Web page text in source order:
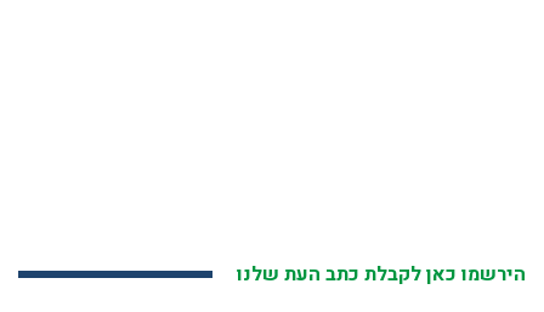
הירשמו כאן לקבלת כתב העת שלנו